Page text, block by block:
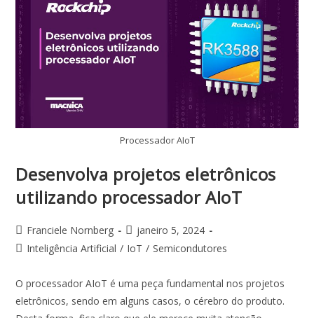
Processador AIoT
Desenvolva projetos eletrônicos
utilizando processador AIoT
Franciele Nornberg
janeiro 5, 2024
Inteligência Artificial / IoT / Semicondutores
O processador AIoT é uma peça fundamental nos projetos
eletrônicos, sendo em alguns casos, o cérebro do produto.